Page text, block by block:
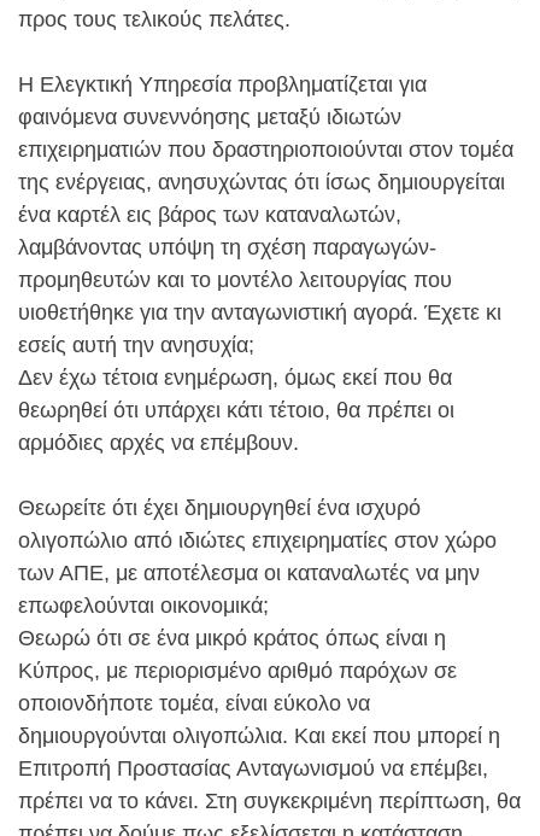
προς τους τελικούς πελάτες.
Η Ελεγκτική Υπηρεσία προβληματίζεται για
φαινόμενα συνεννόησης μεταξύ ιδιωτών
επιχειρηματιών που δραστηριοποιούνται στον τομέα
της ενέργειας, ανησυχώντας ότι ίσως δημιουργείται
ένα καρτέλ εις βάρος των καταναλωτών,
λαμβάνοντας υπόψη τη σχέση παραγωγών-
προμηθευτών και το μοντέλο λειτουργίας που
υιοθετήθηκε για την ανταγωνιστική αγορά. Έχετε κι
εσείς αυτή την ανησυχία;
Δεν έχω τέτοια ενημέρωση, όμως εκεί που θα
θεωρηθεί ότι υπάρχει κάτι τέτοιο, θα πρέπει οι
αρμόδιες αρχές να επέμβουν.
Θεωρείτε ότι έχει δημιουργηθεί ένα ισχυρό
ολιγοπώλιο από ιδιώτες επιχειρηματίες στον χώρο
των ΑΠΕ, με αποτέλεσμα οι καταναλωτές να μην
επωφελούνται οικονομικά;
Θεωρώ ότι σε ένα μικρό κράτος όπως είναι η
Κύπρος, με περιορισμένο αριθμό παρόχων σε
οποιονδήποτε τομέα, είναι εύκολο να
δημιουργούνται ολιγοπώλια. Και εκεί που μπορεί η
Επιτροπή Προστασίας Ανταγωνισμού να επέμβει,
πρέπει να το κάνει. Στη συγκεκριμένη περίπτωση, θα